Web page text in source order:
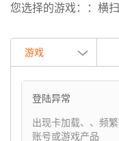
您选择的游戏：：横
游戏
登陆异常
出现卡加载、、频
账号或游戏产品